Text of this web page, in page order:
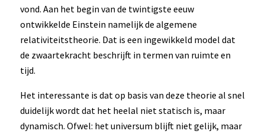
vond. Aan het begin van de twintigste eeuw
ontwikkelde Einstein namelijk de algemene
relativiteitstheorie. Dat is een ingewikkeld model dat
de zwaartekracht beschrijft in termen van ruimte en
tijd.
Het interessante is dat op basis van deze theorie al snel
duidelijk wordt dat het heelal niet statisch is, maar
dynamisch. Ofwel: het universum blijft niet gelijk, maar